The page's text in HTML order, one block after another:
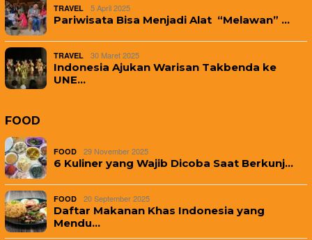
TRAVEL 5 April 2025
Pariwisata Bisa Menjadi Alat “Melawan” …
TRAVEL 30 Maret 2025
Indonesia Ajukan Warisan Takbenda ke
UNE…
FOOD
FOOD 29 November 2025
6 Kuliner yang Wajib Dicoba Saat Berkunj…
FOOD 20 September 2025
Daftar Makanan Khas Indonesia yang
Mendu…